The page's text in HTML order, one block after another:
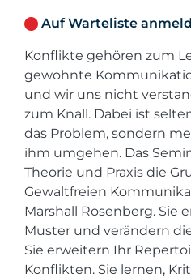
Auf Warteliste
Konflikte gehören zum
gewohnte
und wir uns nicht
zum Knall. Dabei ist
das Problem, sondern
ihm umgehen. Das
Theorie und Praxis die
Gewaltfreien
Marshall Rosenberg. Sie
Muster und verändern
Sie erweitern Ihr
Konflikten. Sie lernen,